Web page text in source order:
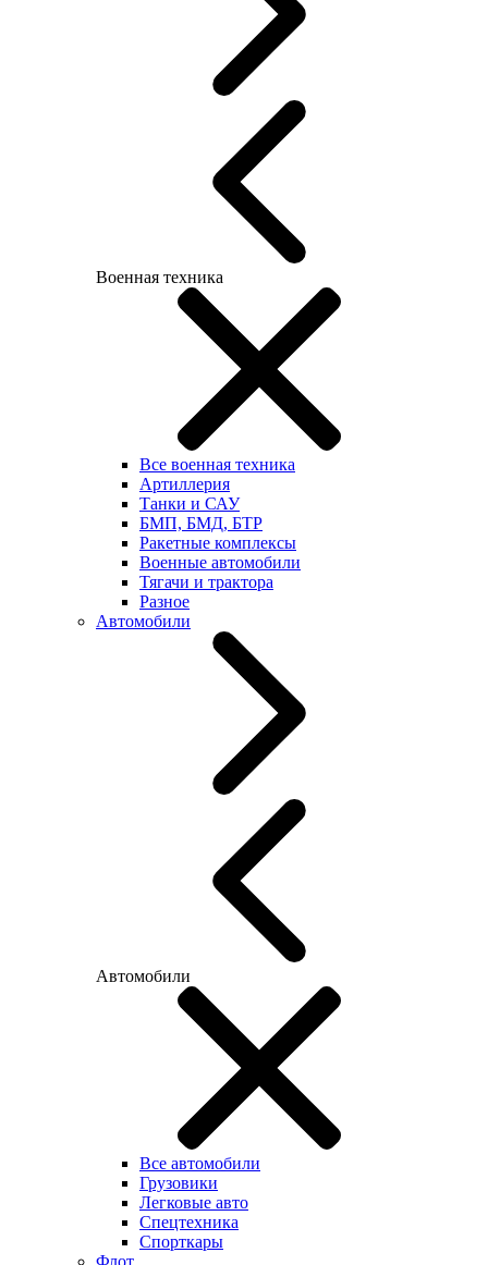
Военная техника
Все военная техника
Артиллерия
Танки и САУ
БМП, БМД, БТР
Ракетные комплексы
Военные автомобили
Тягачи и трактора
Разное
Автомобили
Автомобили
Все автомобили
Грузовики
Легковые авто
Спецтехника
Спорткары
Флот